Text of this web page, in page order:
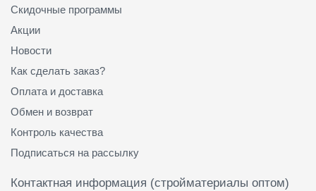
Скидочные программы
Акции
Новости
Как сделать заказ?
Оплата и доставка
Обмен и возврат
Контроль качества
Подписаться на рассылку
Контактная информация (стройматериалы оптом)